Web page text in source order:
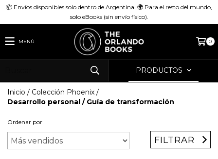
📦 Envíos disponibles solo dentro de Argentina. 🌍 Para el resto del mundo,
solo eBooks (sin envío físico).
MENÚ 0
PRODUCTOS
Inicio / Colección Phoenix /
Desarrollo personal / Guía de transformación
Ordenar por
FILTRAR